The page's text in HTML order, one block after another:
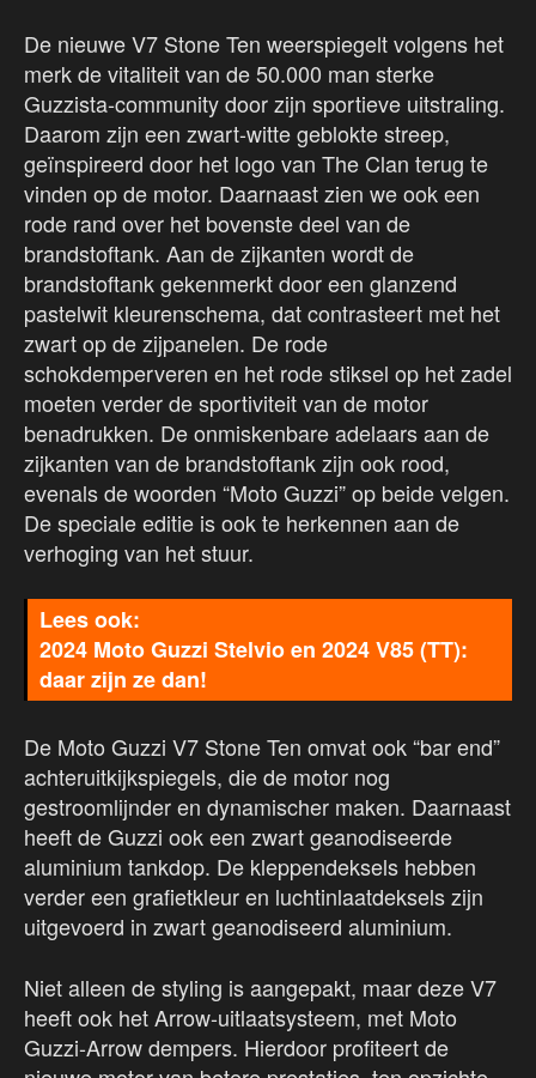
De nieuwe V7 Stone Ten weerspiegelt volgens het
merk de vitaliteit van de 50.000 man sterke
Guzzista-community door zijn sportieve uitstraling.
Daarom zijn een zwart-witte geblokte streep,
geïnspireerd door het logo van The Clan terug te
vinden op de motor. Daarnaast zien we ook een
rode rand over het bovenste deel van de
brandstoftank. Aan de zijkanten wordt de
brandstoftank gekenmerkt door een glanzend
pastelwit kleurenschema, dat contrasteert met het
zwart op de zijpanelen. De rode
schokdemperveren en het rode stiksel op het zadel
moeten verder de sportiviteit van de motor
benadrukken. De onmiskenbare adelaars aan de
zijkanten van de brandstoftank zijn ook rood,
evenals de woorden “Moto Guzzi” op beide velgen.
De speciale editie is ook te herkennen aan de
verhoging van het stuur.
2024 Moto Guzzi Stelvio en 2024 V85 (TT):
daar zijn ze dan!
De Moto Guzzi V7 Stone Ten omvat ook “bar end”
achteruitkijkspiegels, die de motor nog
gestroomlijnder en dynamischer maken. Daarnaast
heeft de Guzzi ook een zwart geanodiseerde
aluminium tankdop. De kleppendeksels hebben
verder een grafietkleur en luchtinlaatdeksels zijn
uitgevoerd in zwart geanodiseerd aluminium.
Niet alleen de styling is aangepakt, maar deze V7
heeft ook het Arrow-uitlaatsysteem, met Moto
Guzzi-Arrow dempers. Hierdoor profiteert de